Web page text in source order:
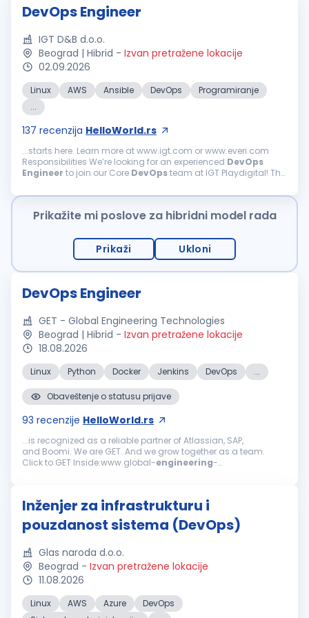
DevOps Engineer
IGT D&B d.o.o.
Beograd | Hibrid - Izvan pretražene lokacije
02.09.2026
Linux AWS Ansible DevOps
Programiranje
...
137 recenzija HelloWorld.rs
...starts here. Learn more at www.igt.com or www.everi.com
Responsibilities We’re looking for an experienced DevOps
Engineer to join our Core DevOpsteam at IGT Playdigital! The
Prikažite mi poslove za hibridni model rada
Prikaži Ukloni
DevOps Engineer
GET - Global Engineering Technologies
Beograd | Hibrid - Izvan pretražene lokacije
18.08.2026
Linux Python Docker Jenkins DevOps ...
Obaveštenje o statusu prijave
93 recenzije HelloWorld.rs
...is recognized as a reliable partner of Atlassian, SAP,
and Boomi. We are GET. And we grow together as a team.
Click to GET Inside:www.global-engineering-
Inženjer za infrastrukturu i
pouzdanost sistema (DevOps)
Glas naroda d.o.o.
Beograd - Izvan pretražene lokacije
11.08.2026
Linux AWS Azure
DevOps